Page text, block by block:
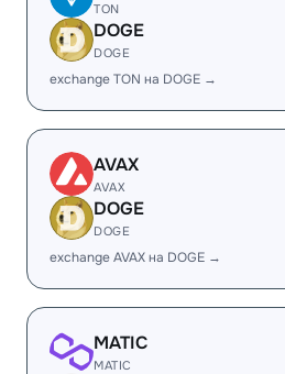
TON
DOGE
DOGE
exchange TON на DOGE →
AVAX
AVAX
DOGE
DOGE
exchange AVAX на DOGE →
MATIC
MATIC